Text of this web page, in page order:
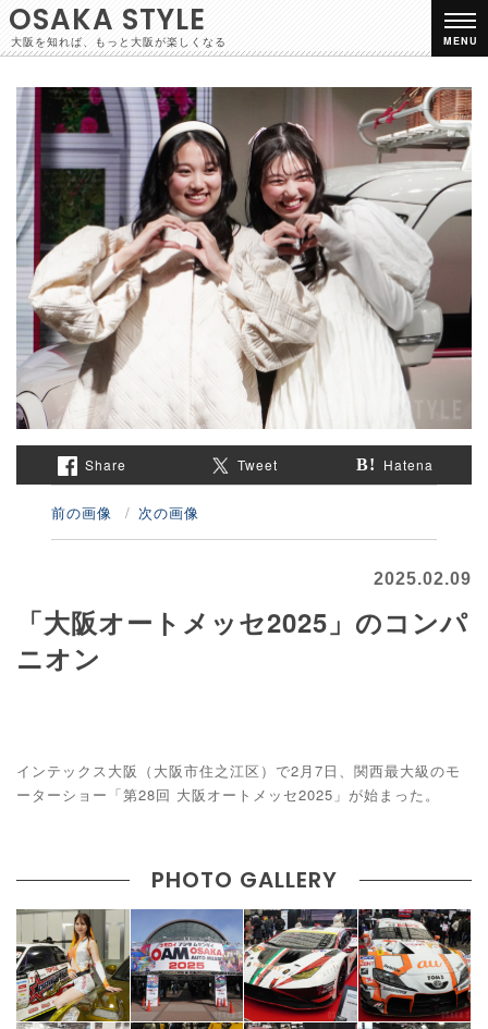
OSAKA STYLE
大阪を知れば、もっと大阪が楽しくなる MENU
Share Tweet Hatena
前の画像 次の画像
2025.02.09
「大阪オートメッセ2025」のコンパ
ニオン
インテックス大阪（大阪市住之江区）で2月7日、関西最大級のモ
ーターショー「第28回 大阪オートメッセ2025」が始まった。
PHOTO GALLERY